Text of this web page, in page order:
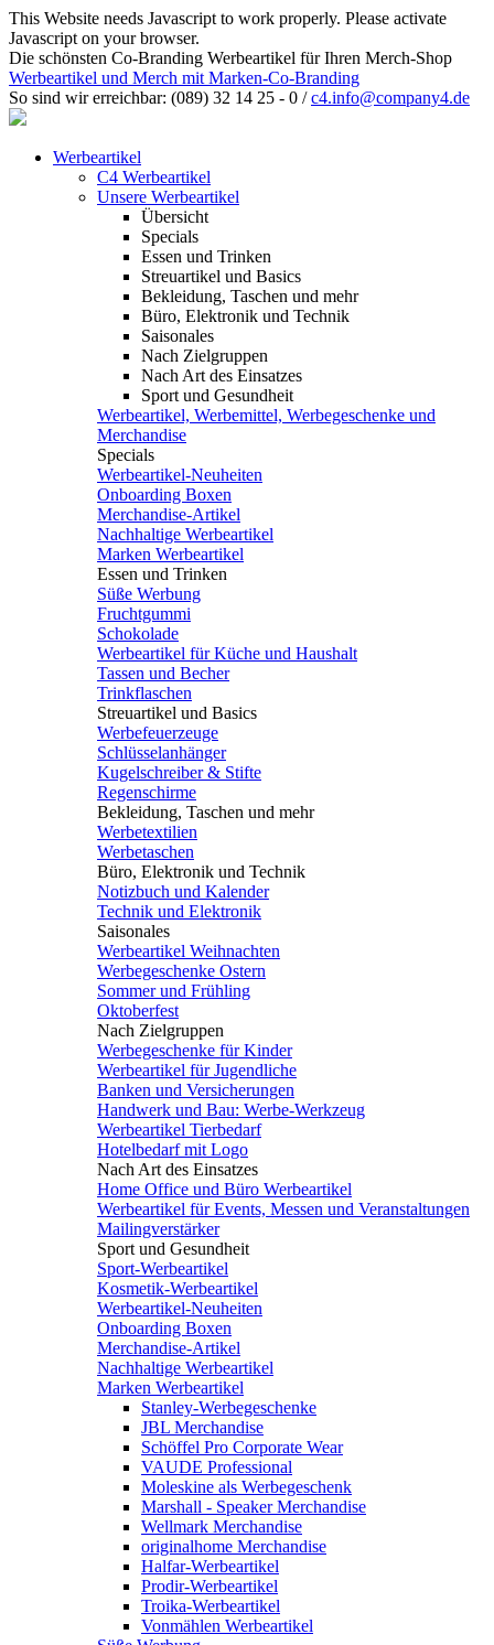
This Website needs Javascript to work properly. Please activate
Javascript on your browser.
Die schönsten Co-Branding Werbeartikel für Ihren Merch-Shop
Werbeartikel und Merch mit Marken-Co-Branding
So sind wir erreichbar: (089) 32 14 25 - 0 /c4.info@company4.de
Werbeartikel
C4 Werbeartikel
Unsere Werbeartikel
Übersicht
Specials
Essen und Trinken
Streuartikel und Basics
Bekleidung, Taschen und mehr
Büro, Elektronik und Technik
Saisonales
Nach Zielgruppen
Nach Art des Einsatzes
Sport und Gesundheit
Werbeartikel, Werbemittel, Werbegeschenke und
Merchandise
Specials
Werbeartikel-Neuheiten
Onboarding Boxen
Merchandise-Artikel
Nachhaltige Werbeartikel
Marken Werbeartikel
Essen und Trinken
Süße Werbung
Fruchtgummi
Schokolade
Werbeartikel für Küche und Haushalt
Tassen und Becher
Trinkflaschen
Streuartikel und Basics
Werbefeuerzeuge
Schlüsselanhänger
Kugelschreiber & Stifte
Regenschirme
Bekleidung, Taschen und mehr
Werbetextilien
Werbetaschen
Büro, Elektronik und Technik
Notizbuch und Kalender
Technik und Elektronik
Saisonales
Werbeartikel Weihnachten
Werbegeschenke Ostern
Sommer und Frühling
Oktoberfest
Nach Zielgruppen
Werbegeschenke für Kinder
Werbeartikel für Jugendliche
Banken und Versicherungen
Handwerk und Bau: Werbe-Werkzeug
Werbeartikel Tierbedarf
Hotelbedarf mit Logo
Nach Art des Einsatzes
Home Office und Büro Werbeartikel
Werbeartikel für Events, Messen und Veranstaltungen
Mailingverstärker
Sport und Gesundheit
Sport-Werbeartikel
Kosmetik-Werbeartikel
Werbeartikel-Neuheiten
Onboarding Boxen
Merchandise-Artikel
Nachhaltige Werbeartikel
Marken Werbeartikel
Stanley-Werbegeschenke
JBL Merchandise
Schöffel Pro Corporate Wear
VAUDE Professional
Moleskine als Werbegeschenk
Marshall - Speaker Merchandise
Wellmark Merchandise
originalhome Merchandise
Halfar-Werbeartikel
Prodir-Werbeartikel
Troika-Werbeartikel
Vonmählen Werbeartikel